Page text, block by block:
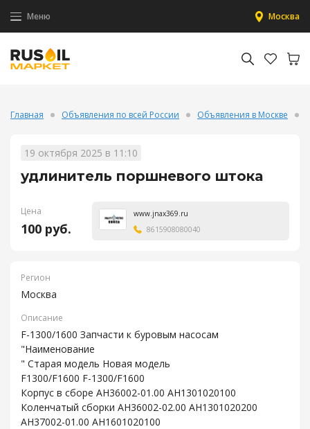
Меню Москва
Главная Объявления по всей России Объявления в Москве
19 октября 2025 в 11:10
удлинитель поршневого штока
Цена
100 руб.
www.jnax369.ru
8615908080040
Регион
Москва
Описание
F-1300/1600 Запчасти к буровым насосам
"Наименование
" Старая модель Новая модель
F1300/F1600 F-1300/F1600
Корпус в сборе AH36002-01.00 AH1301020100
Коленчатый сборки AH36002-02.00 AH1301020200
AH37002-01.00 AH1601020100